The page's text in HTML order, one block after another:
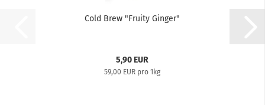
Cold Brew "Fruity Ginger"
5,90 EUR
59,00 EUR pro 1kg